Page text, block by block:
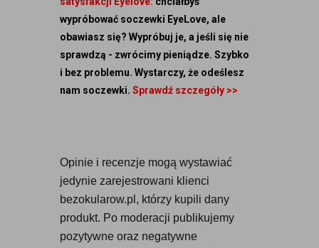
wypróbować soczewki EyeLove, ale
obawiasz się? Wypróbuj je, a jeśli się nie
sprawdzą - zwrócimy pieniądze. Szybko
i bez problemu. Wystarczy, że odeślesz
nam soczewki. Sprawdź szczegóły >>
Opinie i recenzje mogą wystawiać
jedynie zarejestrowani klienci
bezokularow.pl, którzy kupili dany
produkt. Po moderacji publikujemy
pozytywne oraz negatywne